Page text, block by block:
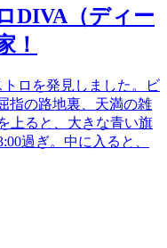
DIVA（ディー
！
ロを発見しました。ビ
指の路地裏、天満の雑
上ると、大きな青い旗
過ぎ。中に入ると、